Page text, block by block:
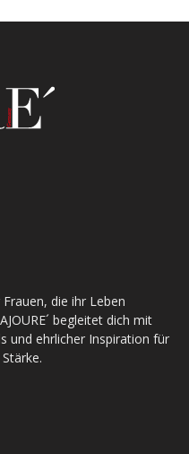
die ihr Leben
begleitet dich mit
und ehrlicher Inspiration für